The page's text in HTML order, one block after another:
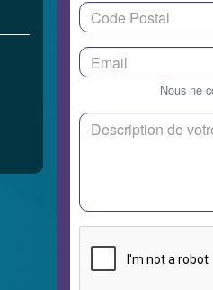
Nous ne